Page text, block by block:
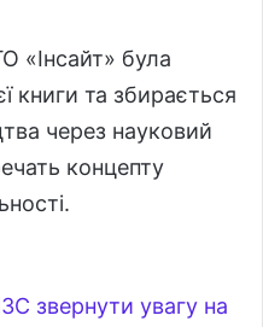
«Інсайт» була
книги та збирається
через науковий
концепту
звернути увагу на